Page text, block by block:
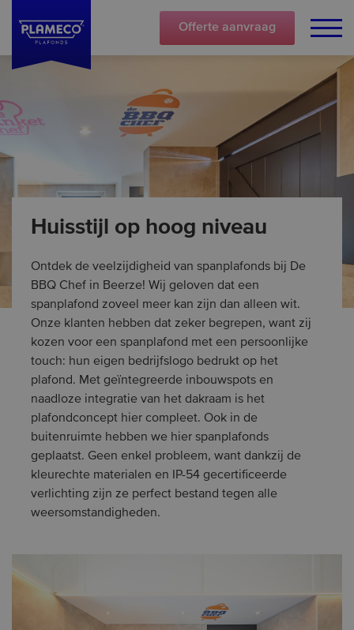
Offerte aanvraag
Huisstijl op hoog niveau
Ontdek de veelzijdigheid van spanplafonds bij De
BBQ Chef in Beerze! Wij geloven dat een
spanplafond zoveel meer kan zijn dan alleen wit.
Onze klanten hebben dat zeker begrepen, want zij
kozen voor een spanplafond met een persoonlijke
touch: hun eigen bedrijfslogo bedrukt op het
plafond. Met geïntegreerde inbouwspots en
naadloze integratie van het dakraam is het
plafondconcept hier compleet. Ook in de
buitenruimte hebben we hier spanplafonds
geplaatst. Geen enkel probleem, want dankzij de
kleurechte materialen en IP-54 gecertificeerde
verlichting zijn ze perfect bestand tegen alle
weersomstandigheden.